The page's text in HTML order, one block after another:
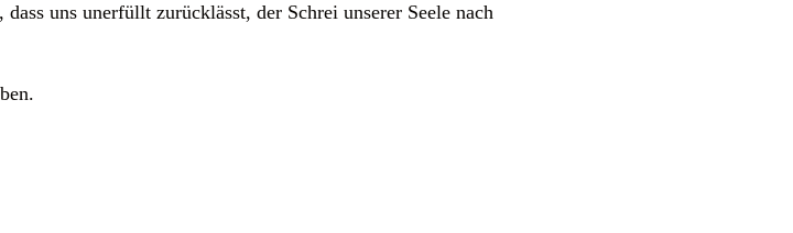
uns unerfüllt zurücklässt, der Schrei unserer Seele nach